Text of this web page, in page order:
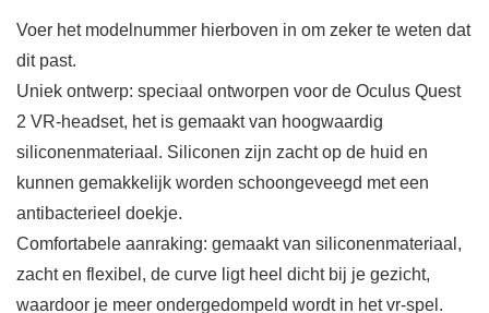
Voer het modelnummer hierboven in om zeker te weten dat
dit past.
Uniek ontwerp: speciaal ontworpen voor de Oculus Quest
2 VR-headset, het is gemaakt van hoogwaardig
siliconenmateriaal. Siliconen zijn zacht op de huid en
kunnen gemakkelijk worden schoongeveegd met een
antibacterieel doekje.
Comfortabele aanraking: gemaakt van siliconenmateriaal,
zacht en flexibel, de curve ligt heel dicht bij je gezicht,
waardoor je meer ondergedompeld wordt in het vr-spel.